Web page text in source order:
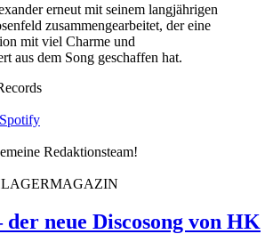
erneut mit seinem langjährigen
zusammengearbeitet, der eine
mit viel Charme und
aus dem Song geschaffen hat.
Spotify
Redaktionsteam!
neue Discosong von HK